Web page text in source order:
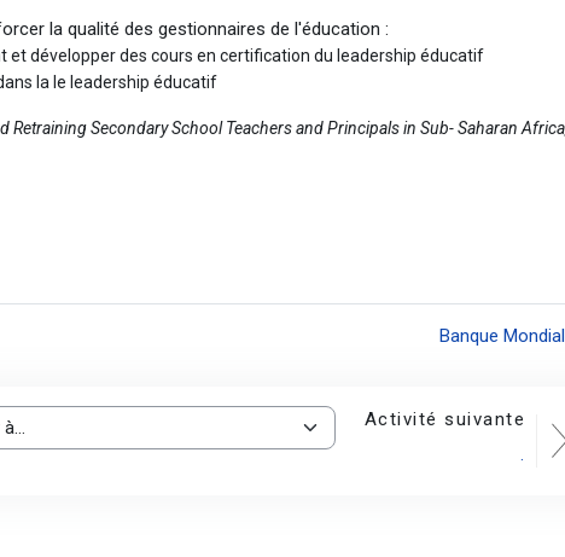
la qualité des gestionnaires de l'éducation :
développer des cours en certification du leadership éducatif
la le leadership éducatif
Retraining Secondary School Teachers and Principals in Sub- Saharan
Banque
Activité suivante